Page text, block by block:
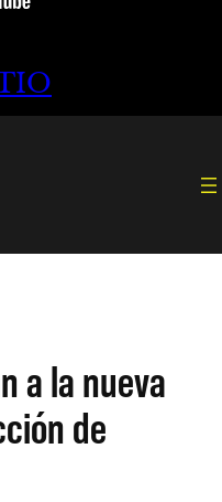
a la nueva
de